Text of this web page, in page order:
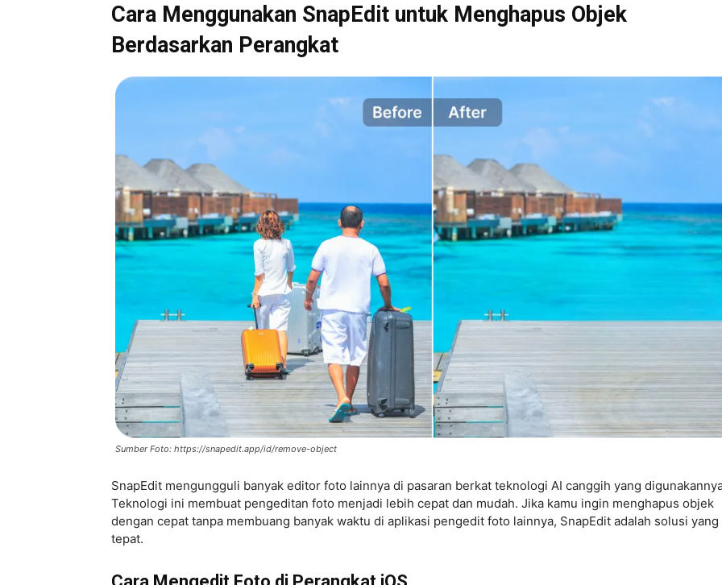
Cara Menggunakan SnapEdit untuk Menghapus Objek
Berdasarkan Perangkat
Sumber Foto: https://snapedit.app/id/remove-object
SnapEdit mengungguli banyak editor foto lainnya di pasaran berkat teknologi AI canggih yang
Teknologi ini membuat pengeditan foto menjadi lebih cepat dan mudah. Jika kamu ingin menghapus objek
dengan cepat tanpa membuang banyak waktu di aplikasi pengedit foto lainnya, SnapEdit adalah solusi yang
tepat.